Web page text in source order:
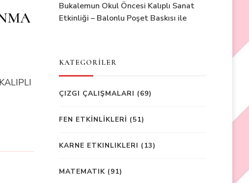
Bukalemun Okul Öncesi Kalıplı Sanat
Etkinliği – Balonlu Poşet Baskısı ile
KATEGORİLER
ÇIZGI ÇALIŞMALARI (69)
FEN ETKİNLİKLERİ (51)
KARNE ETKINLIKLERI (13)
MATEMATIK(91)